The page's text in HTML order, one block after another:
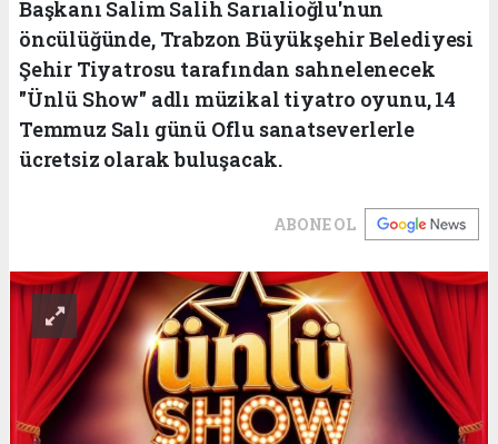
Başkanı Salim Salih Sarıalioğlu'nun
öncülüğünde, Trabzon Büyükşehir Belediyesi
Şehir Tiyatrosu tarafından sahnelenecek
"Ünlü Show" adlı müzikal tiyatro oyunu, 14
Temmuz Salı günü Oflu sanatseverlerle
ücretsiz olarak buluşacak.
ABONE OL